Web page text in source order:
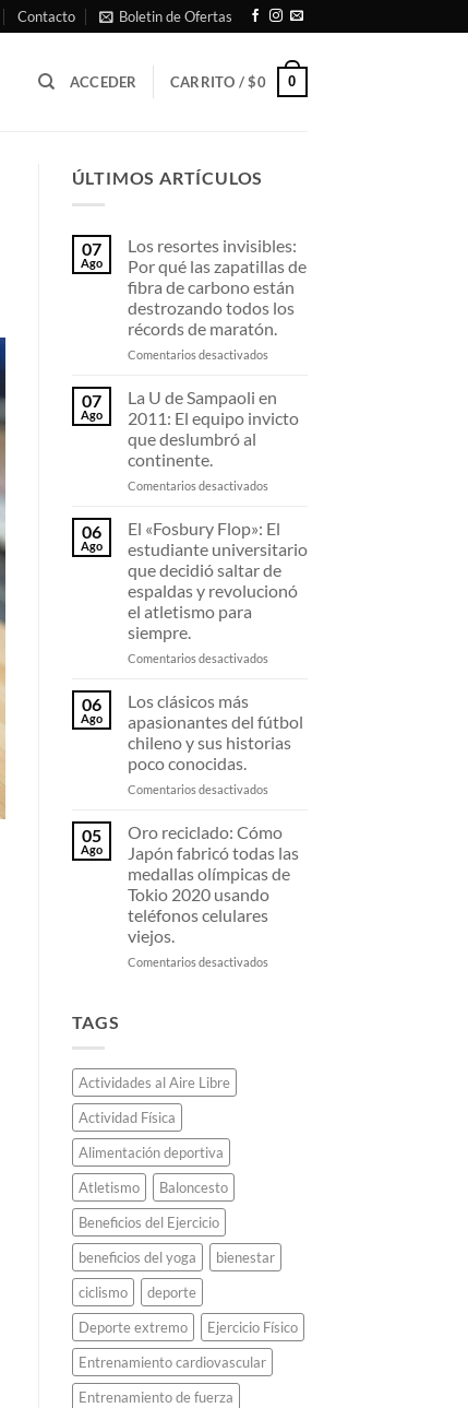
Contacto Boletin de Ofertas
ACCEDER CARRITO /$0 0
ÚLTIMOS ARTÍCULOS
07
Ago
Los resortes invisibles:
Por qué las zapatillas de
fibra de carbono están
destrozando todos los
récords de maratón.
Comentarios desactivadosen
invisibles:
Por
zapatillas
de
carbono
están
destrozando
07
Ago
La U de Sampaoli en
2011: El equipo invicto
que deslumbró al
continente.
Comentarios desactivadosen
U
de
Sampaoli
en
2011:
continente.
06
Ago
El «Fosbury Flop»: El
estudiante universitario
que decidió saltar de
espaldas y revolucionó
el atletismo para
siempre.
Comentarios desactivadosen
El
estudiante
que
de
espaldas
y
revolucionó
el
06
Ago
Los clásicos más
apasionantes del fútbol
chileno y sus historias
poco conocidas.
Comentarios desactivadosen
más
apasionantes
del
fútbol
chileno
05
Ago
Oro reciclado: Cómo
Japón fabricó todas las
medallas olímpicas de
Tokio 2020 usando
teléfonos celulares
viejos.
Comentarios desactivadosen
viejos.
TAGS
Actividades al Aire Libre
Actividad Física
Alimentación deportiva
Atletismo
Baloncesto
Beneficios del Ejercicio
beneficios del yoga
bienestar
ciclismo
deporte
Deporte extremo
Ejercicio Físico
Entrenamiento cardiovascular
Entrenamiento de fuerza